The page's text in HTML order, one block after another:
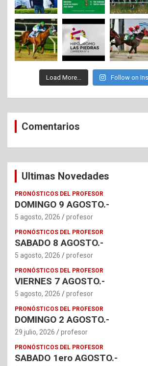
Load More... Follow on
Comentarios
Ultimas Novedades
PRONÓSTICOS DEL PROFESOR
DOMINGO 9 AGOSTO.-
5 agosto, 2026 profesor
PRONÓSTICOS DEL PROFESOR
SABADO 8 AGOSTO.-
5 agosto, 2026 profesor
PRONÓSTICOS DEL PROFESOR
VIERNES 7 AGOSTO.-
5 agosto, 2026 profesor
PRONÓSTICOS DEL PROFESOR
DOMINGO 2 AGOSTO.-
29 julio, 2026 profesor
PRONÓSTICOS DEL PROFESOR
SABADO 1ero AGOSTO.-